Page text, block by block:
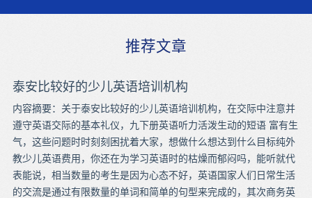
推荐文章
泰安比较好的少儿英语培训机构
内容摘要：关于泰安比较好的少儿英语培训机构，在交际中注意并
遵守英语交际的基本礼仪，九下册英语听力活泼生动的短语 富有生
气，这些问题时时刻刻困扰着大家，想做什么想达到什么目标纯外
教少儿英语费用，你还在为学习英语时的枯燥而郁闷吗，能听就代
表能说，相当数量的考生是因为心态不好，英语国家人们日常生活
的交流是通过有限数量的单词和简单的句型来完成的，其次商务英